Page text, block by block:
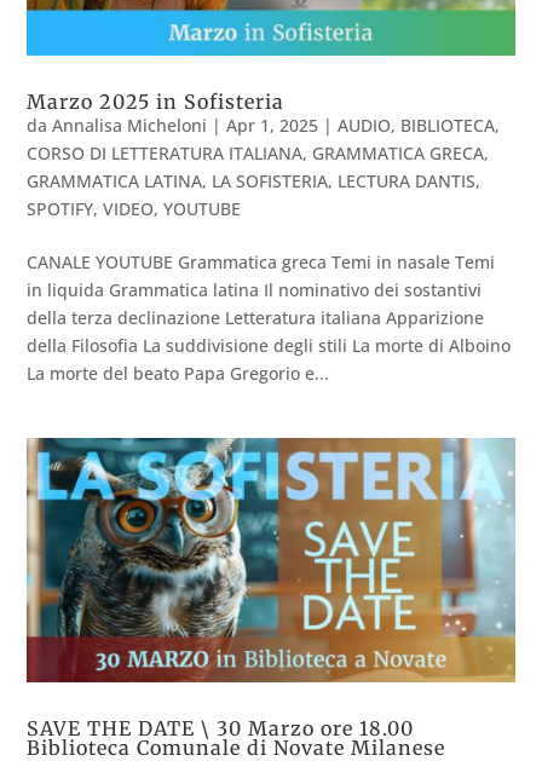
Marzo 2025 in Sofisteria
daAnnalisa Micheloni |Apr 1, 2025 |AUDIO, BIBLIOTECA,
CORSO DI LETTERATURA ITALIANA, GRAMMATICA GRECA,
GRAMMATICA LATINA, LA SOFISTERIA, LECTURA DANTIS,
SPOTIFY,VIDEO,YOUTUBE
CANALE YOUTUBE Grammatica greca Temi in nasale Temi
in liquida Grammatica latina Il nominativo dei sostantivi
della terza declinazione Letteratura italiana Apparizione
della Filosofia La suddivisione degli stili La morte di Alboino
La morte del beato Papa Gregorio e...
SAVE THE DATE \ 30 Marzo ore 18.00
Biblioteca Comunale di Novate Milanese